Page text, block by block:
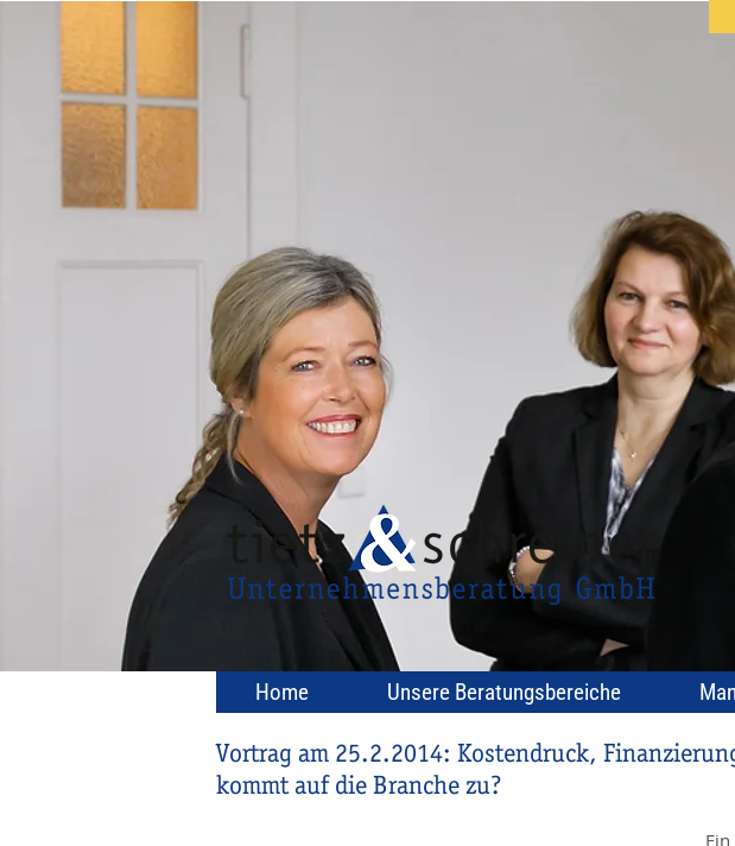
Home Unsere Beratungsbereiche
Vortrag am 25.2.2014: Kostendruck,
kommt auf die Branche zu?